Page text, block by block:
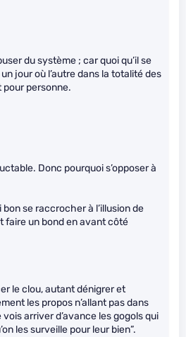
du système ; car quoi qu’il se
jour où l’autre dans la totalité des
pour personne.
Donc pourquoi s’opposer à
se raccrocher à l’illusion de
faire un bond en avant côté
le clou, autant dénigrer et
les propos n’allant pas dans
arriver d’avance les gogols qui
les surveille pour leur bien”.